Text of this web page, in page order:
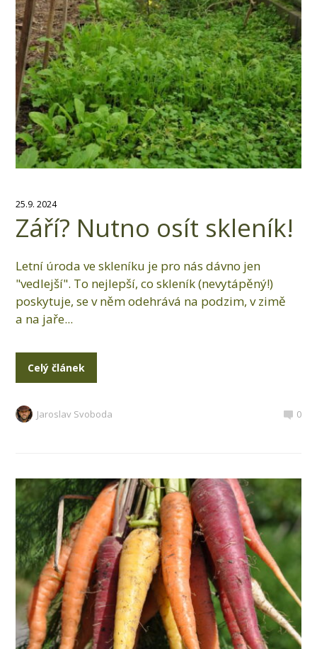
25.9. 2024
Září? Nutno osít skleník!
Letní úroda ve skleníku je pro nás dávno jen
"vedlejší". To nejlepší, co skleník (nevytápěný!)
poskytuje, se v něm odehrává na podzim, v zimě
a na jaře...
Celý článek
Jaroslav Svoboda 0